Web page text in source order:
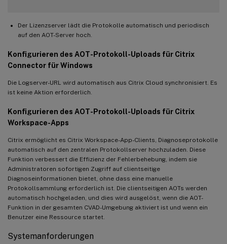
Der Lizenzserver lädt die Protokolle automatisch und periodisch
auf den AOT-Server hoch.
Konfigurieren des AOT-Protokoll-Uploads für Citrix
Connector für Windows
Die Logserver-URL wird automatisch aus Citrix Cloud synchronisiert. Es
ist keine Aktion erforderlich.
Konfigurieren des AOT-Protokoll-Uploads für Citrix
Workspace-Apps
Citrix ermöglicht es Citrix Workspace-App-Clients, Diagnoseprotokolle
automatisch auf den zentralen Protokollserver hochzuladen. Diese
Funktion verbessert die Effizienz der Fehlerbehebung, indem sie
Administratoren sofortigen Zugriff auf clientseitige
Diagnoseinformationen bietet, ohne dass eine manuelle
Protokollsammlung erforderlich ist. Die clientseitigen AOTs werden
automatisch hochgeladen, und dies wird ausgelöst, wenn die AOT-
Funktion in der gesamten CVAD-Umgebung aktiviert ist und wenn ein
Benutzer eine Ressource startet.
Systemanforderungen